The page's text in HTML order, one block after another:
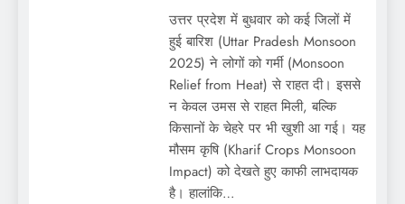
उत्तर प्रदेश में बुधवार को कई जिलों में
हुई बारिश (Uttar Pradesh Monsoon
2025) ने लोगों को गर्मी (Monsoon
Relief from Heat) से राहत दी। इससे
न केवल उमस से राहत मिली, बल्कि
किसानों के चेहरे पर भी खुशी आ गई। यह
मौसम कृषि (Kharif Crops Monsoon
Impact) को देखते हुए काफी लाभदायक
है। हालांकि…